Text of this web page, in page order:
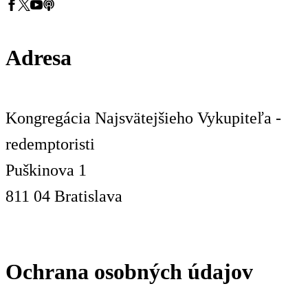
Adresa
Kongregácia Najsvätejšieho Vykupiteľa -
redemptoristi
Puškinova 1
811 04 Bratislava
Ochrana osobných údajov